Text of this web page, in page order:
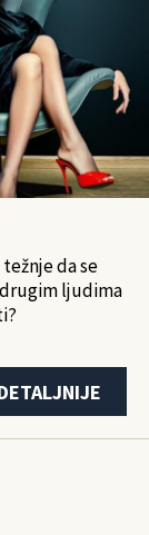
da se
ljudima